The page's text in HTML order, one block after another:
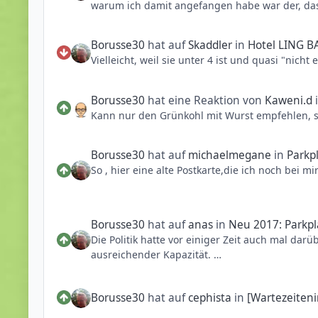
PS: Die VR-Videos sind nun allerdings erst
warum ich damit angefangen habe war der,
vermutlich auch gemacht.
Im Laufe der Zeit hab ich dann gemerkt, dass
weitermachen wollte. Herzlichen Dank dafür!!
Bei den Coasterfriends hatte mich jemand
gesagt, dass ich sie erzählen darf. Diese eine
beantworten.
Während der Bauphase habe ich immer
Fall. Viele weitere Videos liegen unberührt auf
Dann ging es so langsam auf die Eröffnung
öfters im Phantasialand. Unter anderem auch
Borusse30 hat aufSkaddler in Hotel LING
Vielleicht, weil sie unter 4 ist und quasi "nicht
Borusse30 hat eine Reaktion von Kaweni.d
Kann nur den Grünkohl mit Wurst empfehlen,
Borusse30 hat aufmichaelmegane in
So , hier eine alte Postkarte,die ich noch bei
Borusse30 hat aufanas in Neu 2017:
Die Politik hatte vor einiger Zeit auch mal
ausreichender Kapazität.
Borusse30 hat aufcephista in